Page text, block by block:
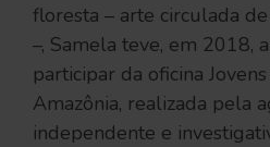
floresta – arte circulada
–, Samela teve, em 2018,
participar da oficina
Amazônia, realizada pela
independente e